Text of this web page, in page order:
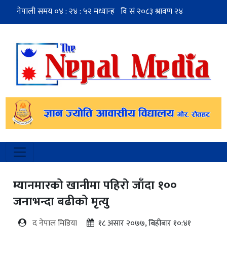
म्यानमारको खानीमा पहिरो जाँदा १००
जनाभन्दा बढीको मृत्यु
द नेपाल मिडिया १८ असार २०७७, बिहीबार १०:४१